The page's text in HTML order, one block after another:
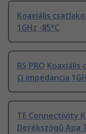
Koaxiális
1GHz -85°C
RS PRO
Ω impedancia
TE Connectivity
Derékszögű Apa